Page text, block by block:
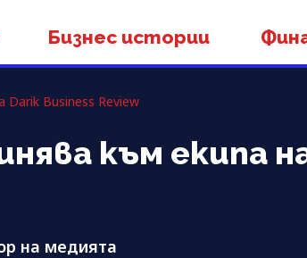
Бизнес истории
Darik Business Review
към екипа
на медията